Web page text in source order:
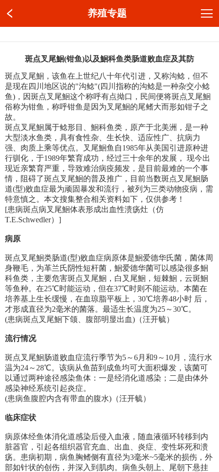
养殖专题
斑点叉尾鮰(钳鱼)以及鮰科鱼类肠道败血症及其防
斑点叉尾鮰，该鱼在上世纪八十年代引进，又称沟鲶，但不
是现在四川地区说的"沟鲶"(四川指称的沟鲶是一种杂交小鲶
鱼)，因斑点叉尾鮰这个称呼有点拗口，民间便将斑点叉尾鮰
俗称为钳鱼，称呼钳鱼是因为叉尾鮰的尾鳍大而形如钳子之
故。
斑点叉尾鮰属于鲶形目、鮰科鱼类，原产于北美洲，是一种
大型淡水鱼类，具有食性杂、生长快、适应性广、抗病力
强、肉质上乘等优点。叉尾鮰鱼自1985年从美国引进原种进
行驯化，于1989年繁育成功，经过三十余年的发展， 现今出
现近亲繁育严重，导致难治病疫频发，是目前最难的一个事
情，阻碍了斑点叉尾鮰的普及推广，目前当数斑点叉尾鮰肠
道(型)败血症最为顽固暴发和流行，被列为三类动物疫病，需
特意慎之。本文搜集整合相关资料如下，仅供参考！
[患病斑点病叉尾鮰体表形成出血性溃疡灶（仿
T.E.Schwedler）]
病原
斑点叉尾鮰类肠道(型)败血症病原体是鮰爱德华氏菌，菌体周
身鞭毛，为革兰氏阴性短杆菌，鮰爱德华菌可以感染很多鮰
科鱼类，主要危害斑点叉尾鮰，白叉尾鮰，短棘鮰，云斑鮰
等鱼种。在25℃时能运动，但在37℃时则不能运动。本菌在
培养基上生长缓慢，在血琼脂平板上，30℃培养48小时 后，
才形成直径为2毫米的菌落。最适生长温度为25～30℃。
(患病斑点叉尾鮰下颌、腹部明显出血)（汪开毓）
流行情况
斑点叉尾鮰肠道败血症流行季节为5～6月和9～10月，流行水
温为24～28℃。该病从鱼苗到成鱼均可大面积爆发，该菌可
以通过两种途径感染鱼体：一是经消化道感染；二是由体外
感染神经系统引起炎症。
(患病鱼腹腔内含有带血的腹水)（汪开毓）
临床症状
病原体经鱼体消化道感染后侵入血液，随血液循环转移到内
脏器官，引起各组织器官充血、出血、炎症、变性坏死和溃
疡。患病初期，病鱼胸鳍侧有直径为3毫米~5毫米的损伤，外
部如针状的创伤，并深入到肌肉。病鱼头朝上、尾朝下悬挂